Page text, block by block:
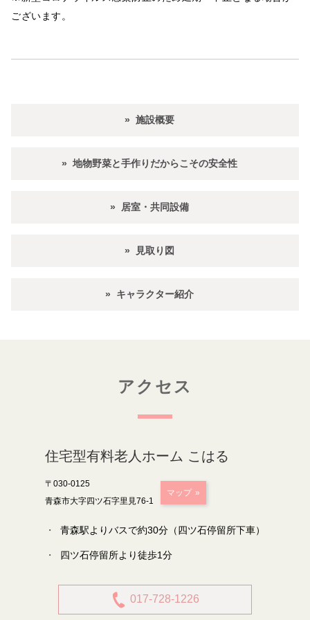
ございます。
施設概要
地物野菜と手作りだからこその安全性
居室・共同設備
見取り図
キャラクター紹介
アクセス
住宅型有料老人ホーム こはる
〒030-0125
青森市大字四ツ石字里見76-1
マップ
青森駅よりバスで約30分（四ツ石停留所下車）
四ツ石停留所より徒歩1分
017-728-1226